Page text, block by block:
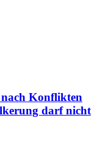
Konflikten
darf nicht